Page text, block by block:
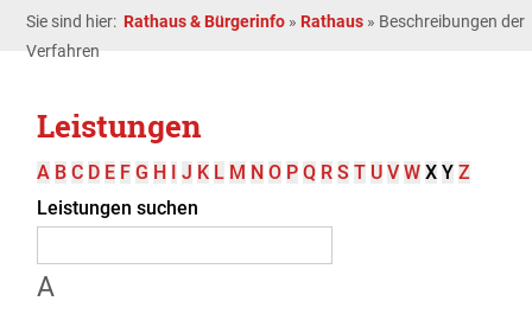
Sie sind hier: Rathaus & Bürgerinfo » Rathaus » Beschreibungen der
Verfahren
Leistungen
A B C D E F G H I J K L M N O P Q R S T U V W X Y Z
Leistungen suchen
A